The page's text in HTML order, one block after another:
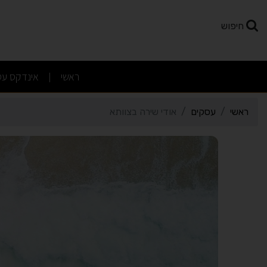
פרטי כרטיס העסק אודי
חיפוש
ראשי | אינדקס
ראשי עסקים אודי שירה בצוותא